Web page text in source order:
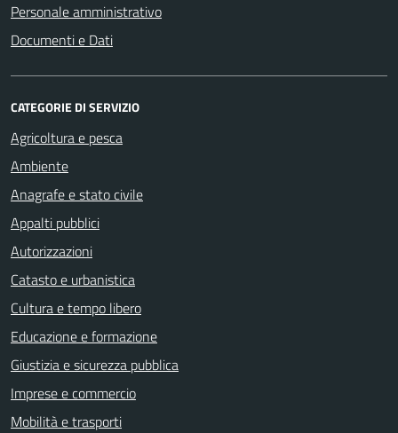
Personale amministrativo
Documenti e Dati
CATEGORIE DI SERVIZIO
Agricoltura e pesca
Ambiente
Anagrafe e stato civile
Appalti pubblici
Autorizzazioni
Catasto e urbanistica
Cultura e tempo libero
Educazione e formazione
Giustizia e sicurezza pubblica
Imprese e commercio
Mobilità e trasporti